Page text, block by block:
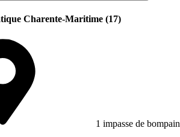
Charente-Maritime (17)
1 impasse de bompain